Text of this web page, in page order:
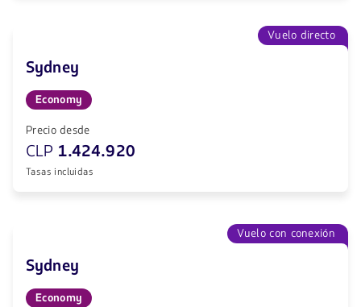
Vuelo directo
Sydney
Economy
Precio desde
CLP 1.424.920
Tasas incluidas
Vuelo con conexión
Sydney
Economy